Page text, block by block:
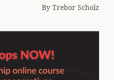
ByTrebor Scholz